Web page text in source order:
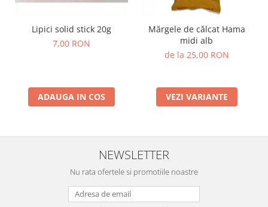
Stimulare vizuala
Terapie de integrare senzorială
Lipici solid stick 20g
7,00 RON
ADAUGA IN COS
Mărgele de călcat Hama
midi alb
de la 25,00 RON
VEZI VARIANTE
NEWSLETTER
Nu rata ofertele si promotiile noastre